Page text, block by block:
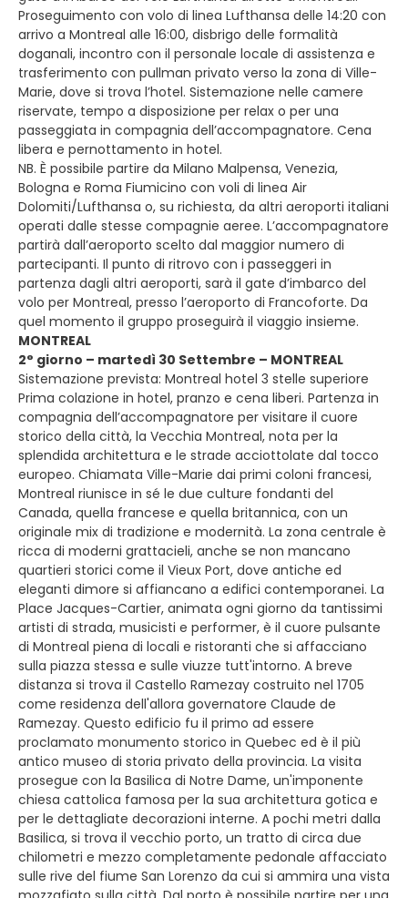
Proseguimento con volo di linea Lufthansa delle 14:20 con
arrivo a Montreal alle 16:00, disbrigo delle formalità
doganali, incontro con il personale locale di assistenza e
trasferimento con pullman privato verso la zona di Ville-
Marie, dove si trova l’hotel. Sistemazione nelle camere
riservate, tempo a disposizione per relax o per una
passeggiata in compagnia dell’accompagnatore. Cena
libera e pernottamento in hotel.
NB. È possibile partire da Milano Malpensa, Venezia,
Bologna e Roma Fiumicino con voli di linea Air
Dolomiti/Lufthansa o, su richiesta, da altri aeroporti italiani
operati dalle stesse compagnie aeree. L’accompagnatore
partirà dall’aeroporto scelto dal maggior numero di
partecipanti. Il punto di ritrovo con i passeggeri in
partenza dagli altri aeroporti, sarà il gate d’imbarco del
volo per Montreal, presso l’aeroporto di Francoforte. Da
quel momento il gruppo proseguirà il viaggio insieme.
MONTREAL
2° giorno – martedì 30 Settembre – MONTREAL
Sistemazione prevista: Montreal hotel 3 stelle superiore
Prima colazione in hotel, pranzo e cena liberi. Partenza in
compagnia dell’accompagnatore per visitare il cuore
storico della città, la Vecchia Montreal, nota per la
splendida architettura e le strade acciottolate dal tocco
europeo. Chiamata Ville-Marie dai primi coloni francesi,
Montreal riunisce in sé le due culture fondanti del
Canada, quella francese e quella britannica, con un
originale mix di tradizione e modernità. La zona centrale è
ricca di moderni grattacieli, anche se non mancano
quartieri storici come il Vieux Port, dove antiche ed
eleganti dimore si affiancano a edifici contemporanei. La
Place Jacques-Cartier, animata ogni giorno da tantissimi
artisti di strada, musicisti e performer, è il cuore pulsante
di Montreal piena di locali e ristoranti che si affacciano
sulla piazza stessa e sulle viuzze tutt'intorno. A breve
distanza si trova il Castello Ramezay costruito nel 1705
come residenza dell'allora governatore Claude de
Ramezay. Questo edificio fu il primo ad essere
proclamato monumento storico in Quebec ed è il più
antico museo di storia privato della provincia. La visita
prosegue con la Basilica di Notre Dame, un'imponente
chiesa cattolica famosa per la sua architettura gotica e
per le dettagliate decorazioni interne. A pochi metri dalla
Basilica, si trova il vecchio porto, un tratto di circa due
chilometri e mezzo completamente pedonale affacciato
sulle rive del fiume San Lorenzo da cui si ammira una vista